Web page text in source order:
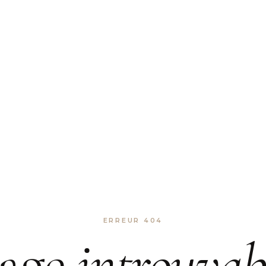
ERREUR 404